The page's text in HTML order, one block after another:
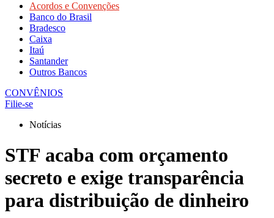
Acordos e Convenções
Banco do Brasil
Bradesco
Caixa
Itaú
Santander
Outros Bancos
CONVÊNIOS
Filie-se
Notícias
STF acaba com orçamento
secreto e exige transparência
para distribuição de dinheiro